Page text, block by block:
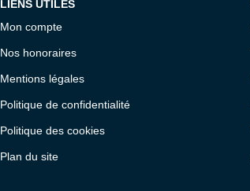
LIENS UTILES
Mon compte
Nos honoraires
Mentions légales
Politique de confidentialité
Politique des cookies
Plan du site